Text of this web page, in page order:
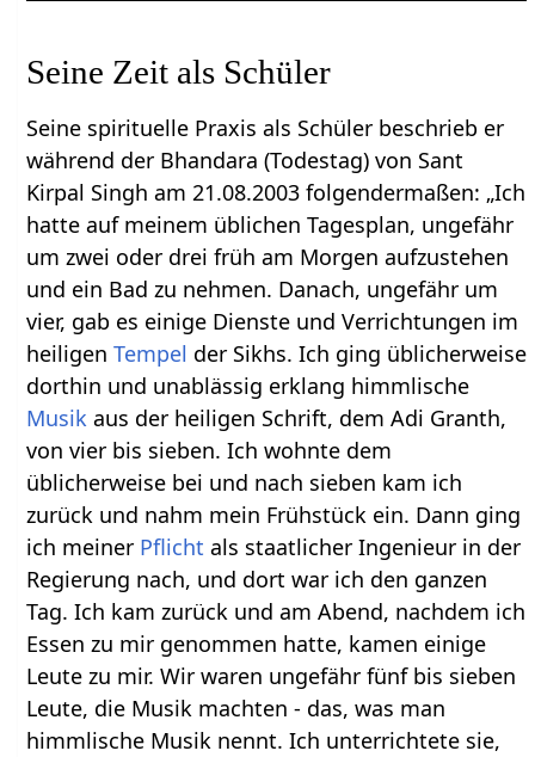
Seine Zeit als Schüler
Seine spirituelle Praxis als Schüler beschrieb er
während der Bhandara (Todestag) von Sant
Kirpal Singh am 21.08.2003 folgendermaßen: „Ich
hatte auf meinem üblichen Tagesplan, ungefähr
um zwei oder drei früh am Morgen aufzustehen
und ein Bad zu nehmen. Danach, ungefähr um
vier, gab es einige Dienste und Verrichtungen im
heiligenTempel der Sikhs. Ich ging üblicherweise
dorthin und unablässig erklang himmlische
Musik aus der heiligen Schrift, dem Adi Granth,
von vier bis sieben. Ich wohnte dem
üblicherweise bei und nach sieben kam ich
zurück und nahm mein Frühstück ein. Dann ging
ich meiner Pflicht als staatlicher Ingenieur in der
Regierung nach, und dort war ich den ganzen
Tag. Ich kam zurück und am Abend, nachdem ich
Essen zu mir genommen hatte, kamen einige
Leute zu mir. Wir waren ungefähr fünf bis sieben
Leute, die Musik machten - das, was man
himmlische Musik nennt. Ich unterrichtete sie,